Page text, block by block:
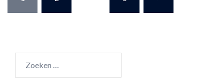
paginering
naar: